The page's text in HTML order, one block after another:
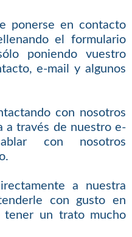
ponerse en contacto
el formulario
poniendo vuestro
e-mail y algunos
con nosotros
a través de nuestro e-
con nosotros
a nuestra
con gusto en
tener un trato mucho